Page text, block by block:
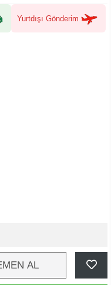
Yurtdışı Gönderim
AL